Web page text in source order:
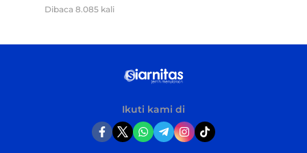
Dibaca 8.085 kali
Ikuti kami di